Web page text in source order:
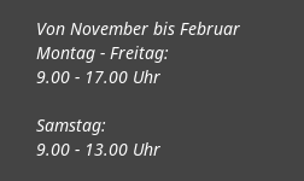
Von November bis Februar
Montag - Freitag:
9.00 - 17.00 Uhr
Samstag:
9.00 - 13.00 Uhr